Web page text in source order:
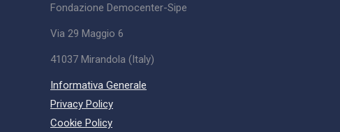
Fondazione Democenter-Sipe
Via 29 Maggio 6
41037 Mirandola (Italy)
Informativa Generale
Privacy Policy
Cookie Policy